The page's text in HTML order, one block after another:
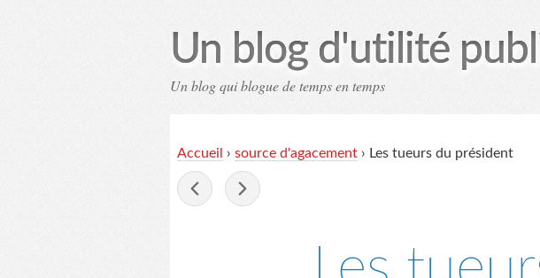
Un blog d'utilité
Un blog qui blogue de temps en temps
Accueil
› source d'agacement › Les tueurs du président